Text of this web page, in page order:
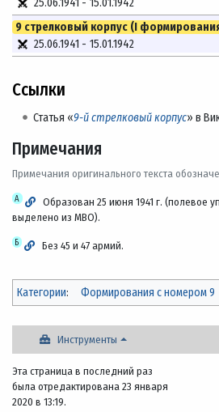
25.06.1941 - 15.01.1942
9 стрелковый корпус (I
25.06.1941 - 15.01.1942
Ссылки
Статья «9-й стрелковый корпус» в
Примечания
Примечания оригинального текста
А
Образован 25 июня 1941 г. (полевое
выделено из МВО).
Б Без 45 и 47 армий.
Категории: Формирования с номером 9
Инструменты
Эта страница в последний раз
была отредактирована 23 января
2020 в 13:19.